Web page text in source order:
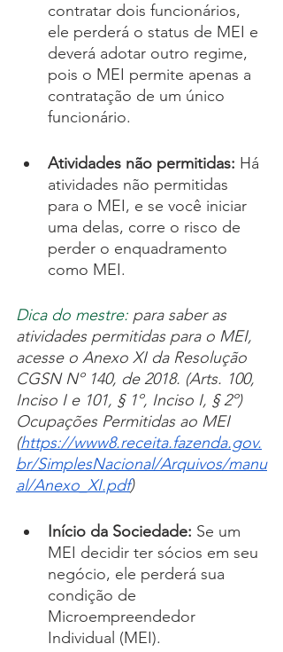
contratar dois funcionários,
ele perderá o status de MEI e
deverá adotar outro regime,
pois o MEI permite apenas a
contratação de um único
funcionário.
Atividades não permitidas: Há
atividades não permitidas
para o MEI, e se você iniciar
uma delas, corre o risco de
perder o enquadramento
como MEI.
Dica do mestre: para saber as
atividades permitidas para o MEI,
acesse o Anexo XI da Resolução
CGSN Nº 140, de 2018. (Arts. 100,
Inciso I e 101, § 1º, Inciso I, § 2º)
Ocupações Permitidas ao MEI
(https://www8.receita.fazenda.gov.
br/SimplesNacional/Arquivos/manu
al/Anexo_XI.pdf)
Início da Sociedade: Se um
MEI decidir ter sócios em seu
negócio, ele perderá sua
condição de
Microempreendedor
Individual (MEI).